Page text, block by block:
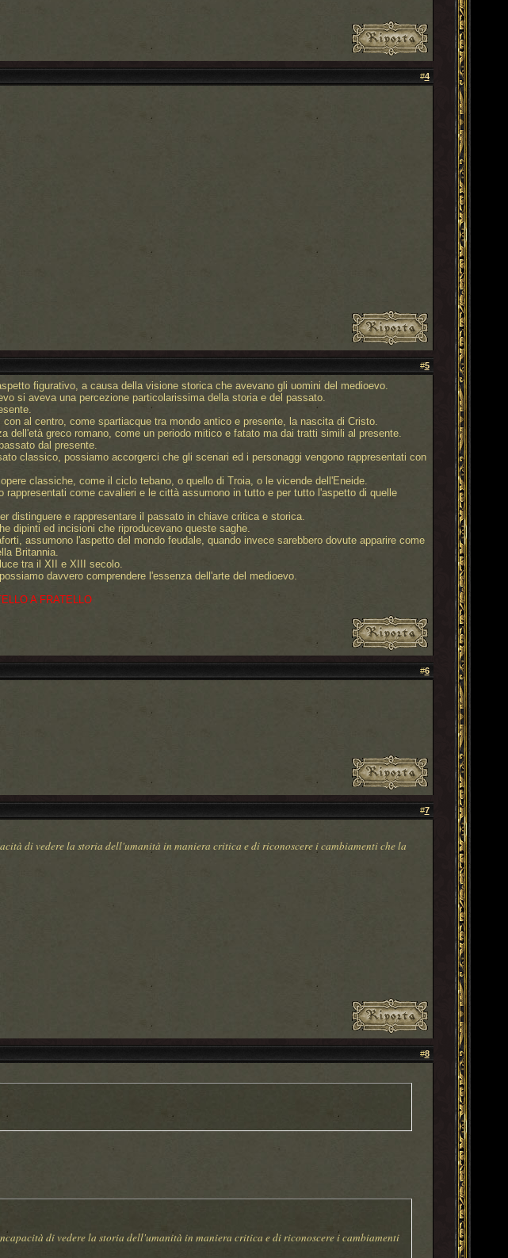
#4
#5
figurativo, a causa della visione storica che avevano gli uomini del medioevo.
si aveva una percezione particolarissima della storia e del passato.
al centro, come spartiacque tra mondo antico e presente, la nascita di Cristo.
dell'età greco romano, come un periodo mitico e fatato ma dai tratti simili al presente.
dal presente.
classico, possiamo accorgerci che gli scenari ed i personaggi vengono rappresentati con
classiche, come il ciclo tebano, o quello di Troia, o le vicende dell'Eneide.
come cavalieri e le città assumono in tutto e per tutto l'aspetto di quelle
distinguere e rappresentare il passato in chiave critica e storica.
dipinti ed incisioni che riproducevano queste saghe.
assumono l'aspetto del mondo feudale, quando invece sarebbero dovute apparire come
Britannia.
tra il XII e XIII secolo.
davvero comprendere l'essenza dell'arte del medioevo.
A FRATELLO
#6
#7
di vedere la storia dell'umanità in maniera critica e di riconoscere i cambiamenti che la
#8
di vedere la storia dell'umanità in maniera critica e di riconoscere i cambiamenti